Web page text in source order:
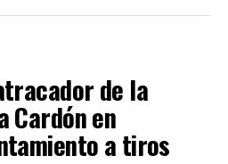
de la
Cardón en
a tiros